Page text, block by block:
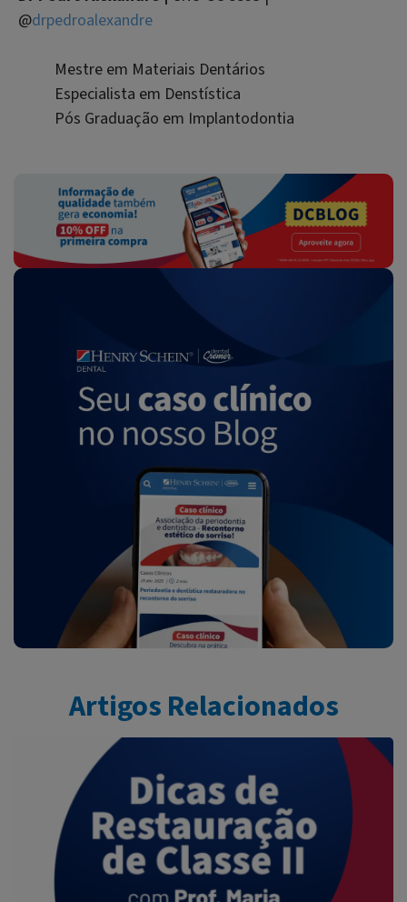
@drpedroalexandre
Mestre em Materiais Dentários
Especialista em Denstística
Pós Graduação em Implantodontia
Artigos Relacionados